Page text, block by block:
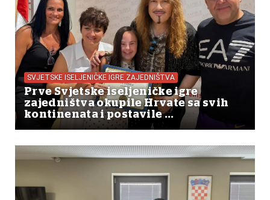
SVJETSKE ISELJENIČKE IGRE ZAJEDNIŠTVA
Prve Svjetske iseljeničke igre
zajedništva okupile Hrvate sa svih
kontinenata i postavile ...